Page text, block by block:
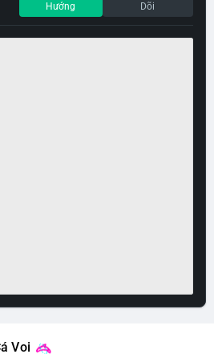
Hướng
Dõi
Voi